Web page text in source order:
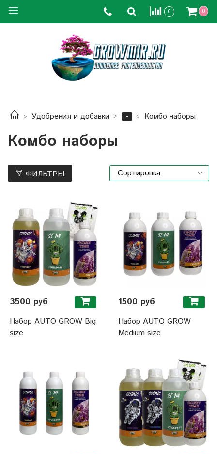
0 0
Удобрения и добавки - Комбо наборы
Комбо наборы
ФИЛЬТРЫ
3500 руб
Набор AUTO GROW Big
size
1500 руб
Набор AUTO GROW
Medium size